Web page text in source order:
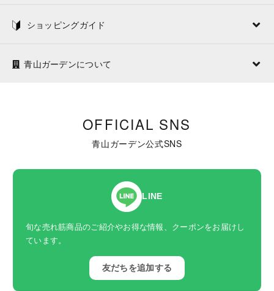
ショッピングガイド
青山ガーデンについて
OFFICIAL SNS
青山ガーデン公式SNS
LINE
旬な売れ筋商品のご紹介やお得な情報、クーポンをお届けし
ています。
友だちを追加する